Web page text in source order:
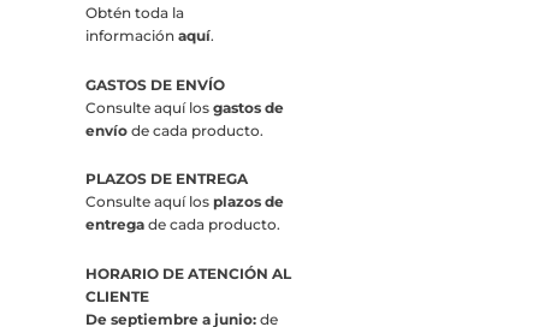
Obtén toda la
informaciónaquí.
GASTOS DE ENVÍO
Consulte aquí losgastos de
envío de cada producto.
PLAZOS DE ENTREGA
Consulte aquí losplazos de
entrega de cada producto.
HORARIO DE ATENCIÓN AL
CLIENTE
De septiembre a junio: de